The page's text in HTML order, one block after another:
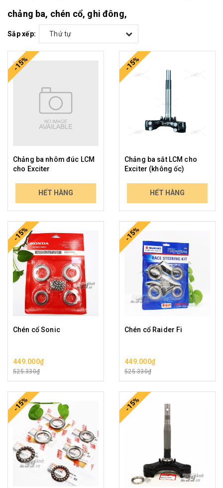
chảng ba, chén cổ, ghi đông,
Sắp xếp: Thứ tự
-15%
Chảng ba nhôm đúc LCM
cho Exciter
1.290.000₫HẾT HÀNG
-15%
Chảng ba sắt LCM cho
Exciter (không ốc)
1.550.000₫HẾT HÀNG
-15%
Chén cổ Sonic
449.000₫
525.330₫
-15%
Chén cổ Raider Fi
449.000₫
525.330₫
-15% -15%